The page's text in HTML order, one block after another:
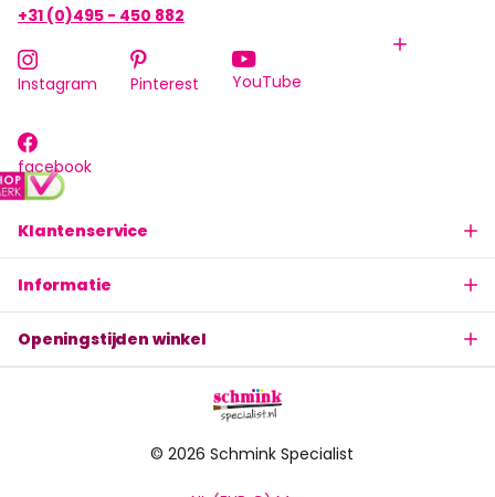
Klantenservice
Informatie
Openingstijden winkel
+31 (0)495 - 450 882
Instagram Pinterest YouTube
facebook
© 2026 Schmink Specialist